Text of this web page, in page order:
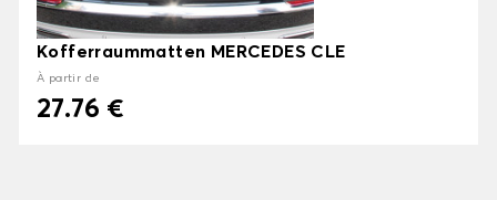
Kofferraummatten MERCEDES CLE
À partir de
27.76 €